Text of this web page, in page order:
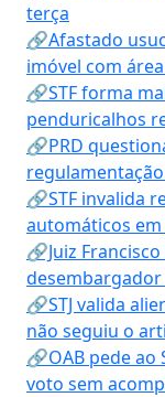
terça
🔗Afastado
imóvel com
🔗STF forma
penduricalhos
🔗PRD
🔗STF invalida
automáticos
🔗Juiz
desembargador
🔗STJ valida
não seguiu o
🔗OAB pede ao
voto sem